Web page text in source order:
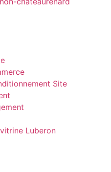
Site